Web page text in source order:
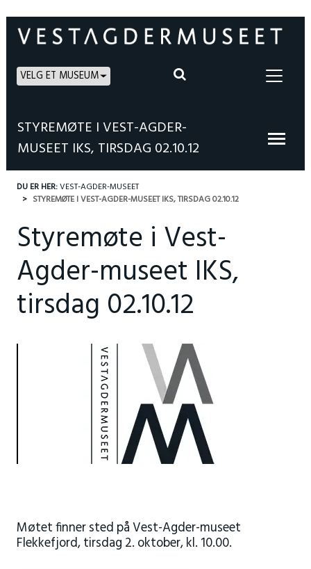
VELG ET MUSEUM
STYREMØTE I VEST-AGDER-
MUSEET IKS, TIRSDAG 02.10.12
DU ER HER:VEST-AGDER-MUSEET
STYREMØTE I VEST-AGDER-MUSEET IKS, TIRSDAG 02.10.12
Styremøte i Vest-
Agder-museet IKS,
tirsdag 02.10.12
Møtet finner sted på Vest-Agder-museet
Flekkefjord, tirsdag 2. oktober, kl. 10.00.